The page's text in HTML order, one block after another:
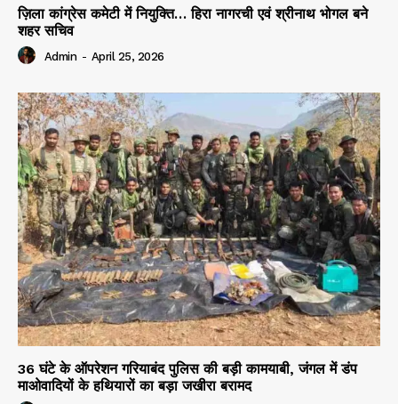
ज़िला कांग्रेस कमेटी में नियुक्ति… हिरा नागरची एवं श्रीनाथ भोगल बने
शहर सचिव
Admin - April 25, 2026
36 घंटे के ऑपरेशन गरियाबंद पुलिस की बड़ी कामयाबी, जंगल में डंप
माओवादियों के हथियारों का बड़ा जखीरा बरामद